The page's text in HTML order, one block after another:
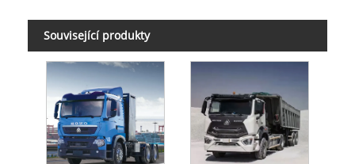
Související produkty